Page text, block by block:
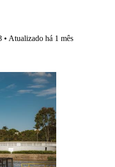
• Atualizado há 1 mês